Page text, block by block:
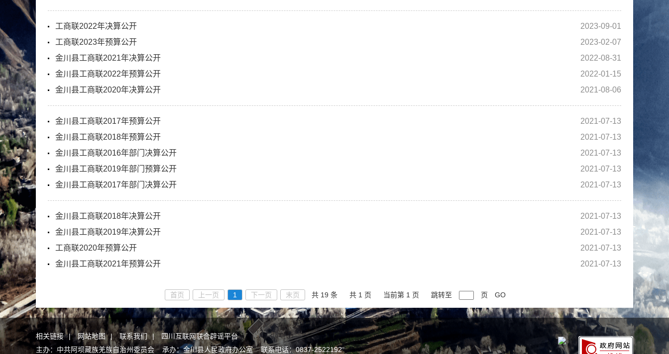
工商联2022年决算公开
2023-09-01
工商联2023年预算公开
2023-02-07
金川县工商联2021年决算公开
2022-08-31
金川县工商联2022年预算公开
2022-01-15
金川县工商联2020年决算公开
2021-08-06
金川县工商联2017年预算公开
2021-07-13
金川县工商联2018年预算公开
2021-07-13
金川县工商联2016年部门决算公开
2021-07-13
金川县工商联2019年部门预算公开
2021-07-13
金川县工商联2017年部门决算公开
2021-07-13
金川县工商联2018年决算公开
2021-07-13
金川县工商联2019年决算公开
2021-07-13
工商联2020年预算公开
2021-07-13
金川县工商联2021年预算公开
2021-07-13
首页 上一页 1 下一页 末页 共 19 条 共 1 页 当前第 1 页 跳转至 页 GO
相关链接 | 网站地图 | 联系我们 |
四川互联网联合辟谣平台
主办：中共阿坝藏族羌族自治州委员会 承办：金川县人民政府办公室 联系电话：0837-2522192